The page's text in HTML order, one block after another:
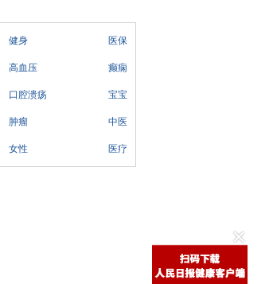
健身 医保
高血压 癫痫
口腔溃疡 宝宝
肿瘤 中医
女性 医疗